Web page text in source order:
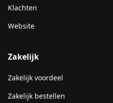
Klachten
Website
Zakelijk
Zakelijk voordeel
Zakelijk bestellen